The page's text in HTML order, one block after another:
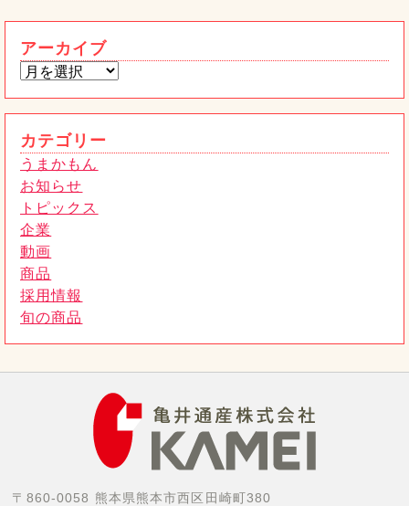
2026年01月15日
【重要】当社代表・社員を装った「なり
2026年01月6日
アーカイブ
カテゴリー
うまかもん
お知らせ
トピックス
企業
動画
商品
採用情報
旬の商品
〒860-0058 熊本県熊本市西区田崎町380